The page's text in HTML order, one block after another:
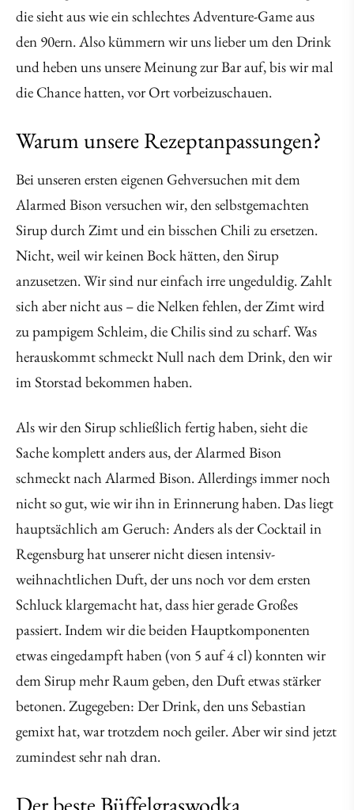
die sieht aus wie ein schlechtes Adventure-Game aus
den 90ern. Also kümmern wir uns lieber um den Drink
und heben uns unsere Meinung zur Bar auf, bis wir mal
die Chance hatten, vor Ort vorbeizuschauen.
Warum unsere Rezeptanpassungen?
Bei unseren ersten eigenen Gehversuchen mit dem
Alarmed Bison versuchen wir, den selbstgemachten
Sirup durch Zimt und ein bisschen Chili zu ersetzen.
Nicht, weil wir keinen Bock hätten, den Sirup
anzusetzen. Wir sind nur einfach irre ungeduldig. Zahlt
sich aber nicht aus – die Nelken fehlen, der Zimt wird
zu pampigem Schleim, die Chilis sind zu scharf. Was
herauskommt schmeckt Null nach dem Drink, den wir
im Storstad bekommen haben.
Als wir den Sirup schließlich fertig haben, sieht die
Sache komplett anders aus, der Alarmed Bison
schmeckt nach Alarmed Bison. Allerdings immer noch
nicht so gut, wie wir ihn in Erinnerung haben. Das liegt
hauptsächlich am Geruch: Anders als der Cocktail in
Regensburg hat unserer nicht diesen intensiv-
weihnachtlichen Duft, der uns noch vor dem ersten
Schluck klargemacht hat, dass hier gerade Großes
passiert. Indem wir die beiden Hauptkomponenten
etwas eingedampft haben (von 5 auf 4 cl) konnten wir
dem Sirup mehr Raum geben, den Duft etwas stärker
betonen. Zugegeben: Der Drink, den uns Sebastian
gemixt hat, war trotzdem noch geiler. Aber wir sind jetzt
zumindest sehr nah dran.